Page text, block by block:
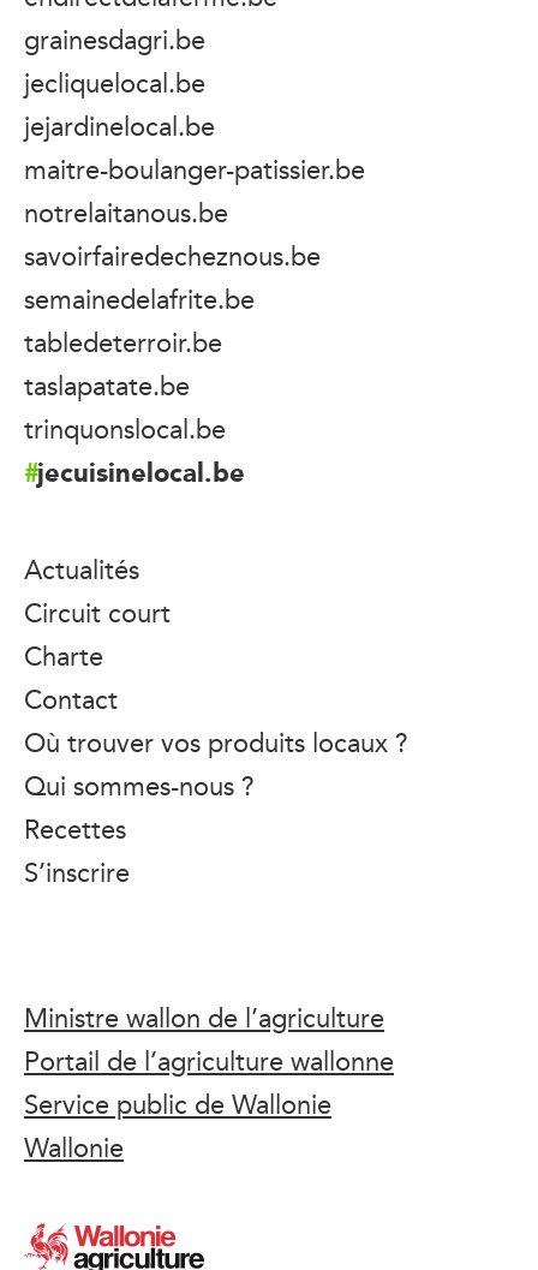
grainesdagri.be
jecliquelocal.be
jejardinelocal.be
maitre-boulanger-patissier.be
notrelaitanous.be
savoirfairedecheznous.be
semainedelafrite.be
tabledeterroir.be
taslapatate.be
trinquonslocal.be
jecuisinelocal.be
Actualités
Circuit court
Charte
Contact
Où trouver vos produits locaux ?
Qui sommes-nous ?
Recettes
S’inscrire
Ministre wallon de l’agriculture
Portail de l’agriculture wallonne
Service public de Wallonie
Wallonie